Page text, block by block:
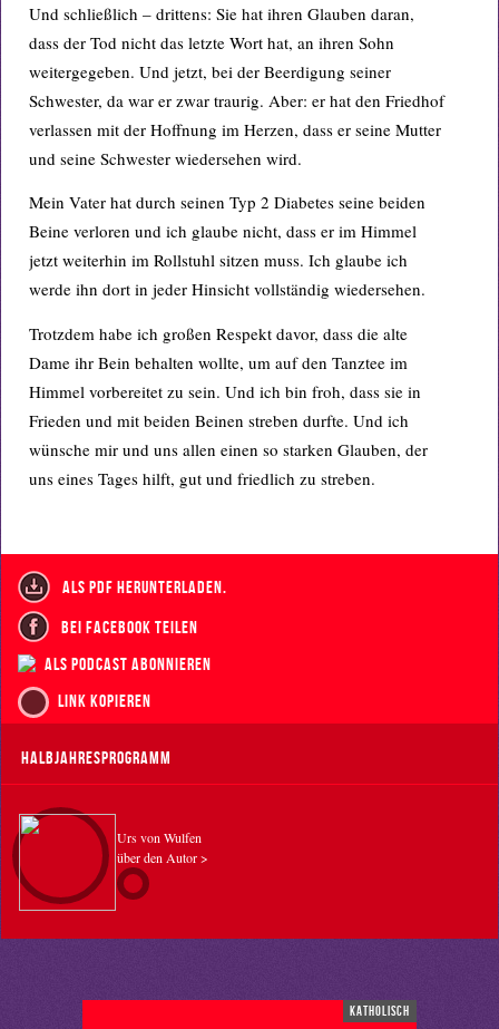
Und schließlich – drittens: Sie hat ihren Glauben daran,
dass der Tod nicht das letzte Wort hat, an ihren Sohn
weitergegeben. Und jetzt, bei der Beerdigung seiner
Schwester, da war er zwar traurig. Aber: er hat den Friedhof
verlassen mit der Hoffnung im Herzen, dass er seine Mutter
und seine Schwester wiedersehen wird.
Mein Vater hat durch seinen Typ 2 Diabetes seine beiden
Beine verloren und ich glaube nicht, dass er im Himmel
jetzt weiterhin im Rollstuhl sitzen muss. Ich glaube ich
werde ihn dort in jeder Hinsicht vollständig wiedersehen.
Trotzdem habe ich großen Respekt davor, dass die alte
Dame ihr Bein behalten wollte, um auf den Tanztee im
Himmel vorbereitet zu sein. Und ich bin froh, dass sie in
Frieden und mit beiden Beinen streben durfte. Und ich
wünsche mir und uns allen einen so starken Glauben, der
uns eines Tages hilft, gut und friedlich zu streben.
als PDF herunterladen.
bei Facebook teilen
als Podcast abonnieren
Link kopieren
Halbjahresprogramm
Urs von Wulfen
über den Autor >
katholisch